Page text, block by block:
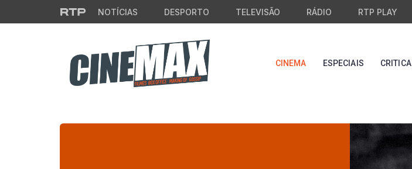
Saltar para o conteúdo principal
NOTÍCIAS DESPORTO TELEVISÃO RÁDIO RTP PLAY
CINEMA ESPECIAIS CRITICA